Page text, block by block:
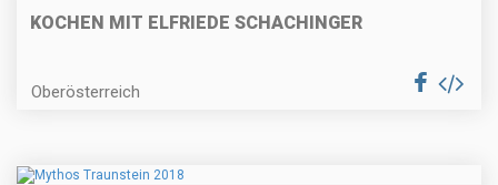
KOCHEN MIT ELFRIEDE SCHACHINGER
Oberösterreich